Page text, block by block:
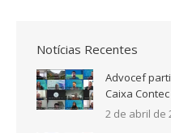
Notícias Recentes
Advocef
Caixa Contec
2 de abril de